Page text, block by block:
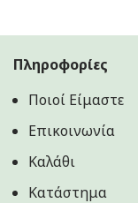
Πληροφορίες
Ποιοί Είμαστε
Επικοινωνία
Καλάθι
Κατάστημα